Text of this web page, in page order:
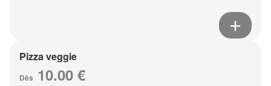
Pizza veggie
Dès 10.00 €